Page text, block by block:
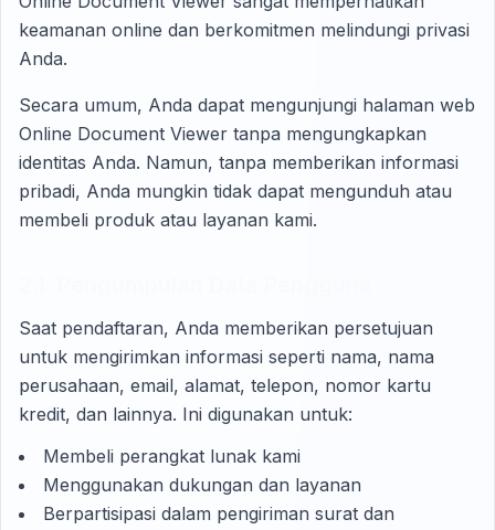
keamanan online dan berkomitmen melindungi privasi
Anda.
Secara umum, Anda dapat mengunjungi halaman web
Online Document Viewer tanpa mengungkapkan
identitas Anda. Namun, tanpa memberikan informasi
pribadi, Anda mungkin tidak dapat mengunduh atau
membeli produk atau layanan kami.
Saat pendaftaran, Anda memberikan persetujuan
untuk mengirimkan informasi seperti nama, nama
perusahaan, email, alamat, telepon, nomor kartu
kredit, dan lainnya. Ini digunakan untuk:
Membeli perangkat lunak kami
Menggunakan dukungan dan layanan
Berpartisipasi dalam pengiriman surat dan